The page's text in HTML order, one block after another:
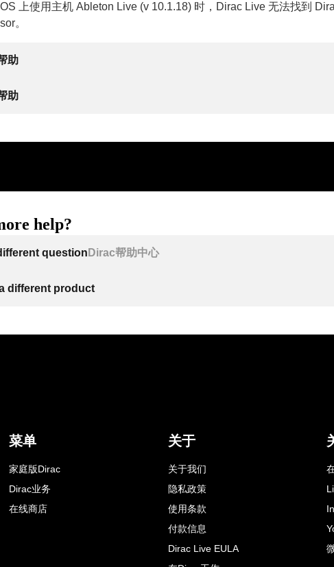
上使用主机 Ableton Live (v 10.1.18) 时，Dirac Live 无法找到
。
助
助
help?
question Dirac帮助中心
different product
菜单
家庭版Dirac
Dirac业务
在线商店
关于
关于我们
隐私政策
使用条款
付款信息
Dirac Live EULA